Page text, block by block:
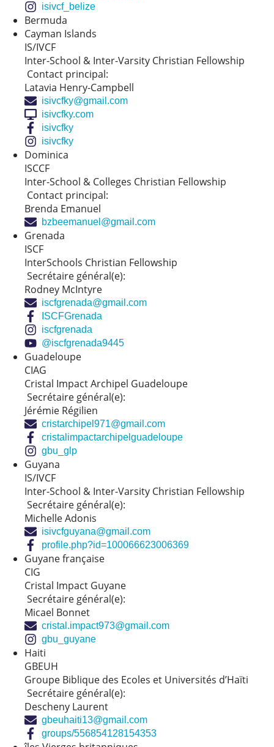
isivcf_belize
Bermuda
Cayman Islands
IS/IVCF
Inter-School & Inter-Varsity Christian Fellowship
Contact principal:
Latavia Henry-Campbell
isivcfky@gmail.com
isivcfky.com
isivcfky
isivcfky
Dominica
ISCCF
Inter-School & Colleges Christian Fellowship
Contact principal:
Brenda Emanuel
bzbeemanuel@gmail.com
Grenada
ISCF
InterSchools Christian Fellowship
Secrétaire général(e):
Rodney McIntyre
iscfgrenada@gmail.com
ISCFGrenada
iscfgrenada
@iscfgrenada9445
Guadeloupe
CIAG
Cristal Impact Archipel Guadeloupe
Secrétaire général(e):
Jérémie Régilien
cristarchipel971@gmail.com
cristalimpactarchipelguadeloupe
gbu_glp
Guyana
IS/IVCF
Inter-School & Inter-Varsity Christian Fellowship
Secrétaire général(e):
Michelle Adonis
isivcfguyana@gmail.com
profile.php?id=100066623006369
Guyane française
CIG
Cristal Impact Guyane
Secrétaire général(e):
Micael Bonnet
cristal.impact973@gmail.com
gbu_guyane
Haiti
GBEUH
Groupe Biblique des Ecoles et Universités d’Haïti
Secrétaire général(e):
Descheny Laurent
gbeuhaiti13@gmail.com
groups/556854128154353